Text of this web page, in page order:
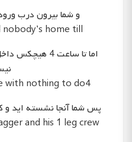
و شما بیرون درب
nobody’s home till
اما تا ساعت 4
with nothing to do4
پس شما آنجا نشسته اید و
and his 1 leg crew